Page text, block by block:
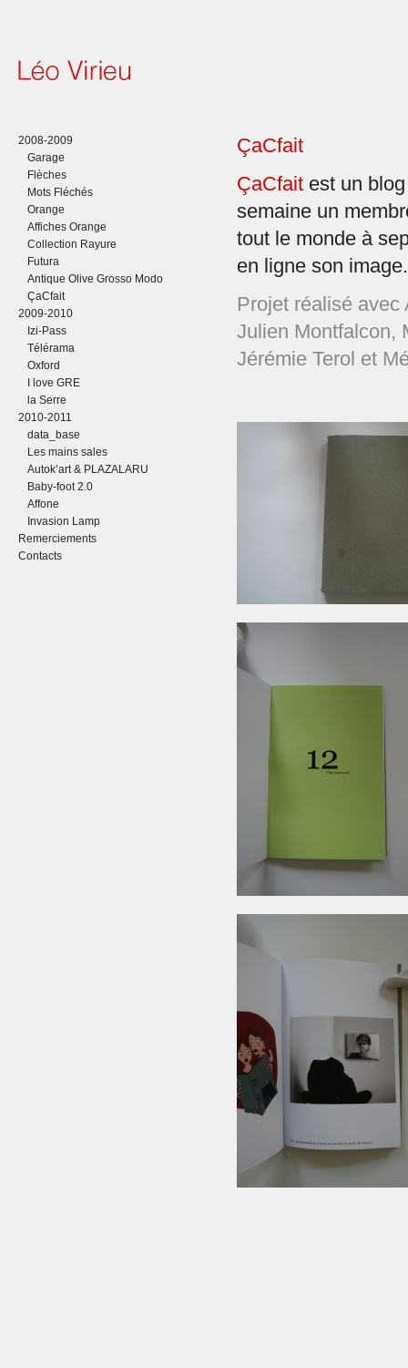
2008-2009
Garage
Flèches
Mots Fléchés
Orange
Affiches Orange
Collection Rayure
Futura
Antique Olive Grosso Modo
ÇaCfait
2009-2010
Izi-Pass
Télérama
Oxford
I love GRE
la Serre
2010-2011
data_base
Les mains sales
Autok’art & PLAZALARU
Baby-foot 2.0
Affone
Invasion Lamp
Remerciements
Contacts
ÇaCfait
ÇaCfait est un
semaine un
tout le monde à
en ligne son image.
Projet réalisé avec
Julien Montfalcon,
Jérémie Terol et